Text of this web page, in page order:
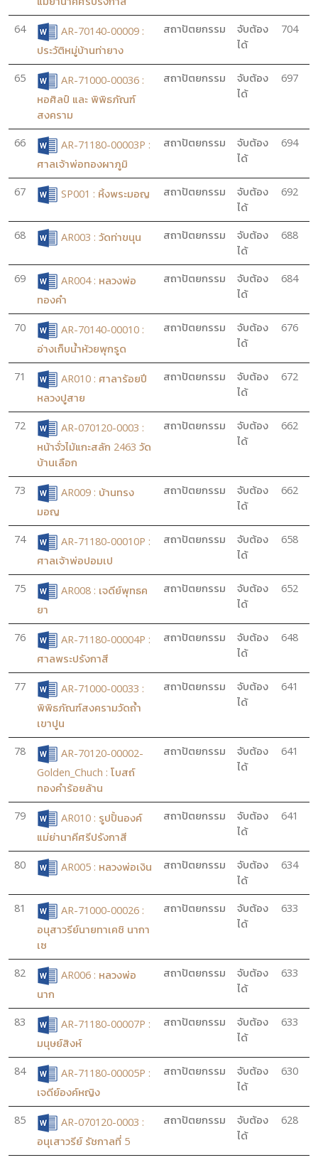
64
AR-70140-00009 :
ประวัติหมู่บ้านท่ายาง
สถาปัตยกรรม
จับต้อง
ได้
704
65
AR-71000-00036 :
หอศิลป์ และ พิพิธภัณฑ์
สงคราม
สถาปัตยกรรม
จับต้อง
ได้
697
66
AR-71180-00003P :
ศาลเจ้าพ่อทองผาภูมิ
สถาปัตยกรรม
จับต้อง
ได้
694
67 SP001 : หิ้งพระมอญ สถาปัตยกรรม
จับต้อง
ได้
692
68 AR003 : วัดท่าขนุน สถาปัตยกรรม
จับต้อง
ได้
688
69
AR004 : หลวงพ่อ
ทองคำ
สถาปัตยกรรม
จับต้อง
ได้
684
70
AR-70140-00010 :
อ่างเก็บน้ำห้วยพุกรูด
สถาปัตยกรรม
จับต้อง
ได้
676
71
AR010 : ศาลาร้อยปี
หลวงปูสาย
สถาปัตยกรรม
จับต้อง
ได้
672
72
AR-070120-0003 :
หน้าจั่วไม้แกะสลัก 2463 วัด
บ้านเลือก
สถาปัตยกรรม
จับต้อง
ได้
662
73
AR009 : บ้านทรง
มอญ
สถาปัตยกรรม
จับต้อง
ได้
662
74
AR-71180-00010P :
ศาลเจ้าพ่อปอมเป
สถาปัตยกรรม
จับต้อง
ได้
658
75
AR008 : เจดีย์พุทธค
ยา
สถาปัตยกรรม
จับต้อง
ได้
652
76
AR-71180-00004P :
ศาลพระปรังกาสี
สถาปัตยกรรม
จับต้อง
ได้
648
77
AR-71000-00033 :
พิพิธภัณฑ์สงครามวัดถ้ำ
เขาปูน
สถาปัตยกรรม
จับต้อง
ได้
641
78
AR-70120-00002-
Golden_Chuch : โบสถ์
ทองคำร้อยล้าน
สถาปัตยกรรม
จับต้อง
ได้
641
79
AR010 : รูปปั้นองค์
แม่ย่านาคีศรีปรังกาสี
สถาปัตยกรรม
จับต้อง
ได้
641
80 AR005 : หลวงพ่อเงิน สถาปัตยกรรม
จับต้อง
ได้
634
81
AR-71000-00026 :
อนุสาวรีย์นายทาเคชิ นากา
เซ
สถาปัตยกรรม
จับต้อง
ได้
633
82
AR006 : หลวงพ่อ
นาก
สถาปัตยกรรม
จับต้อง
ได้
633
83
AR-71180-00007P :
มนุษย์สิงห์
สถาปัตยกรรม
จับต้อง
ได้
633
84
AR-71180-00005P :
เจดีย์องค์หญิง
สถาปัตยกรรม
จับต้อง
ได้
630
85
AR-070120-0003 :
อนุเสาวรีย์ รัชกาลที่ 5
สถาปัตยกรรม
จับต้อง
ได้
628